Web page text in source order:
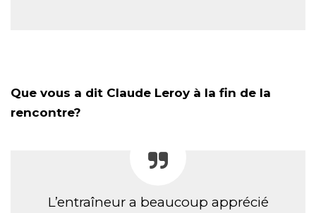
Que vous a dit Claude Leroy à la fin de la
rencontre?
L’entraîneur a beaucoup apprécié